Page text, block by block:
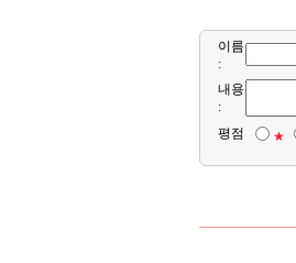
이름
:
내용
:
평점
★